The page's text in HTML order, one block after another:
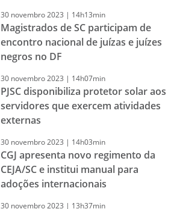
30 novembro2023 | 14h13min
Magistrados de SC participam de
encontro nacional de juízas e juízes
negros no DF
30 novembro2023 | 14h07min
PJSC disponibiliza protetor solar aos
servidores que exercem atividades
externas
30 novembro2023 | 14h03min
CGJ apresenta novo regimento da
CEJA/SC e institui manual para
adoções internacionais
30 novembro2023 | 13h37min